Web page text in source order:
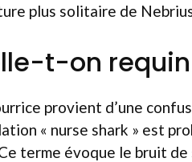
plus solitaire de
t-on
provient d’une
« nurse shark » est
terme évoque le bruit